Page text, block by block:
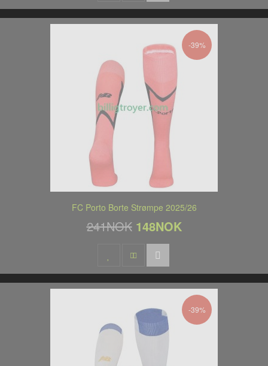
-39%
FC Porto Borte Strømpe 2025/26
241NOK 148NOK
-39%